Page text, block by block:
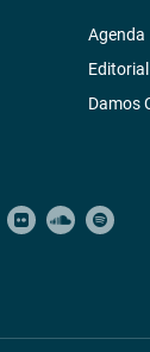
Agenda
Editorial
Damos